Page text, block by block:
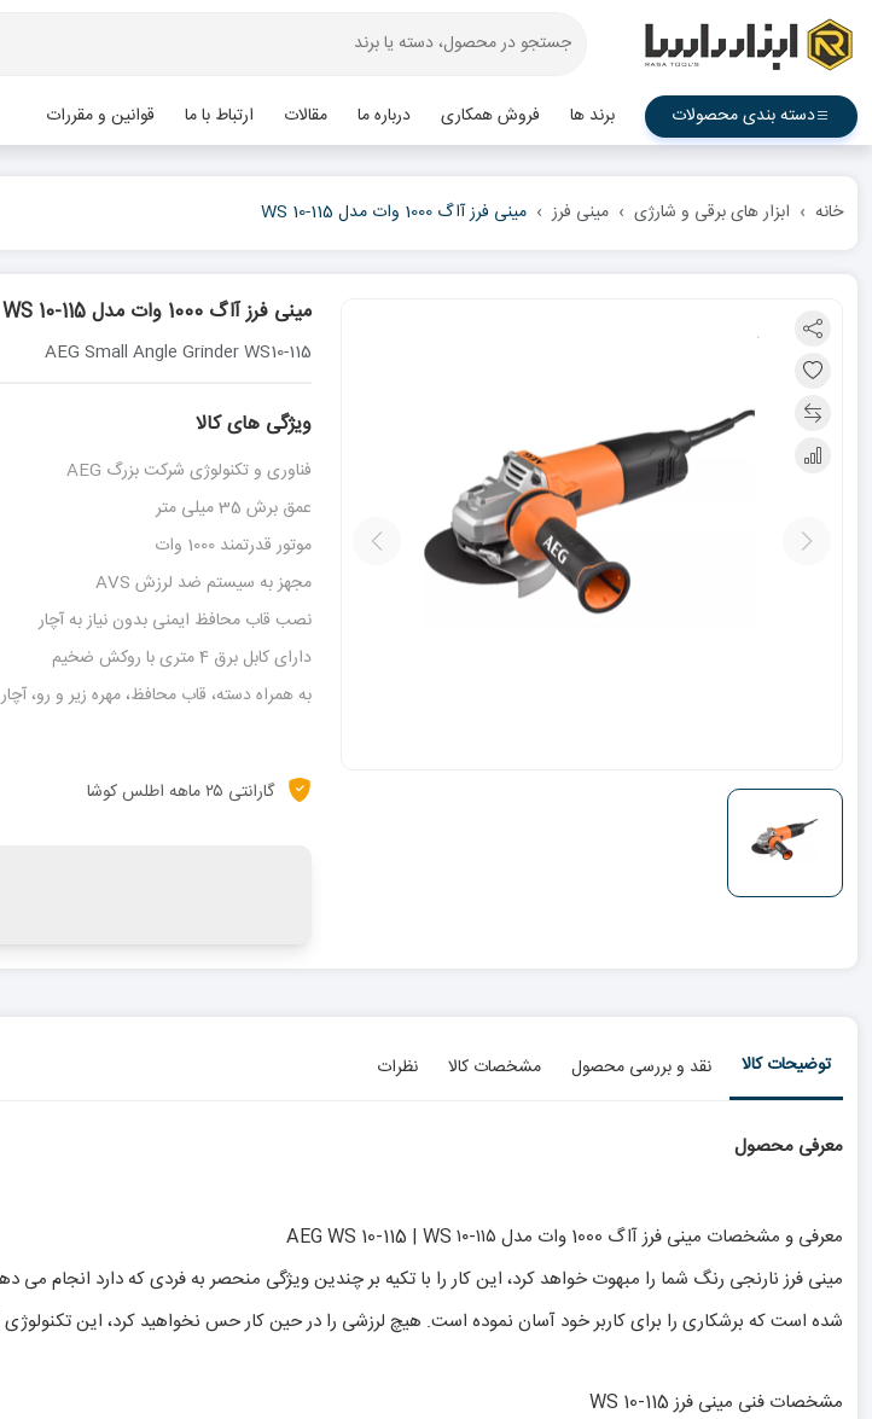
دسته بندی محصولات برند ها فروش همکاری درباره ما مقالات ارتباط با ما قوانین و مقررات
خانه ابزار های برقی و شارژی مینی فرز مینی فرز آاگ 1000 وات مدل WS 10-115
مینی فرز آاگ 1000 وات مدل WS 10-115
AEG Small Angle Grinder WS10-115
ویژگی های کالا
فناوری و تکنولوژی شرکت بزرگ AEG
عمق برش 35 میلی متر
موتور قدرتمند 1000 وات
مجهز به سیستم ضد لرزش AVS
نصب قاب محافظ ایمنی بدون نیاز به آچار
دارای کابل برق 4 متری با روکش ضخیم
به همراه دسته، قاب محافظ، مهره زیر و رو، آچار
گارانتی ۲۵ ماهه اطلس کوشا
توضیحات کالا نقد و بررسی محصول مشخصات کالا نظرات
معرفی محصول
معرفی و مشخصات مینی فرز آاگ 1000 وات مدل AEG WS 10-115 | WS ۱۰-‍۱۱۵
شده است که برشکاری را برای کاربر خود آسان نموده است. هیچ لرزشی را در حین کار حس نخواهید کرد، این تکنولوژی AVS نام دارد.
مشخصات فنی مینی فرز WS 10-115